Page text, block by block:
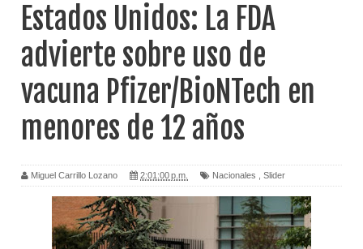
Estados Unidos: La FDA
advierte sobre uso de
vacuna Pfizer/BioNTech en
menores de 12 años
Miguel Carrillo Lozano 2:01:00 p.m. Nacionales Slider